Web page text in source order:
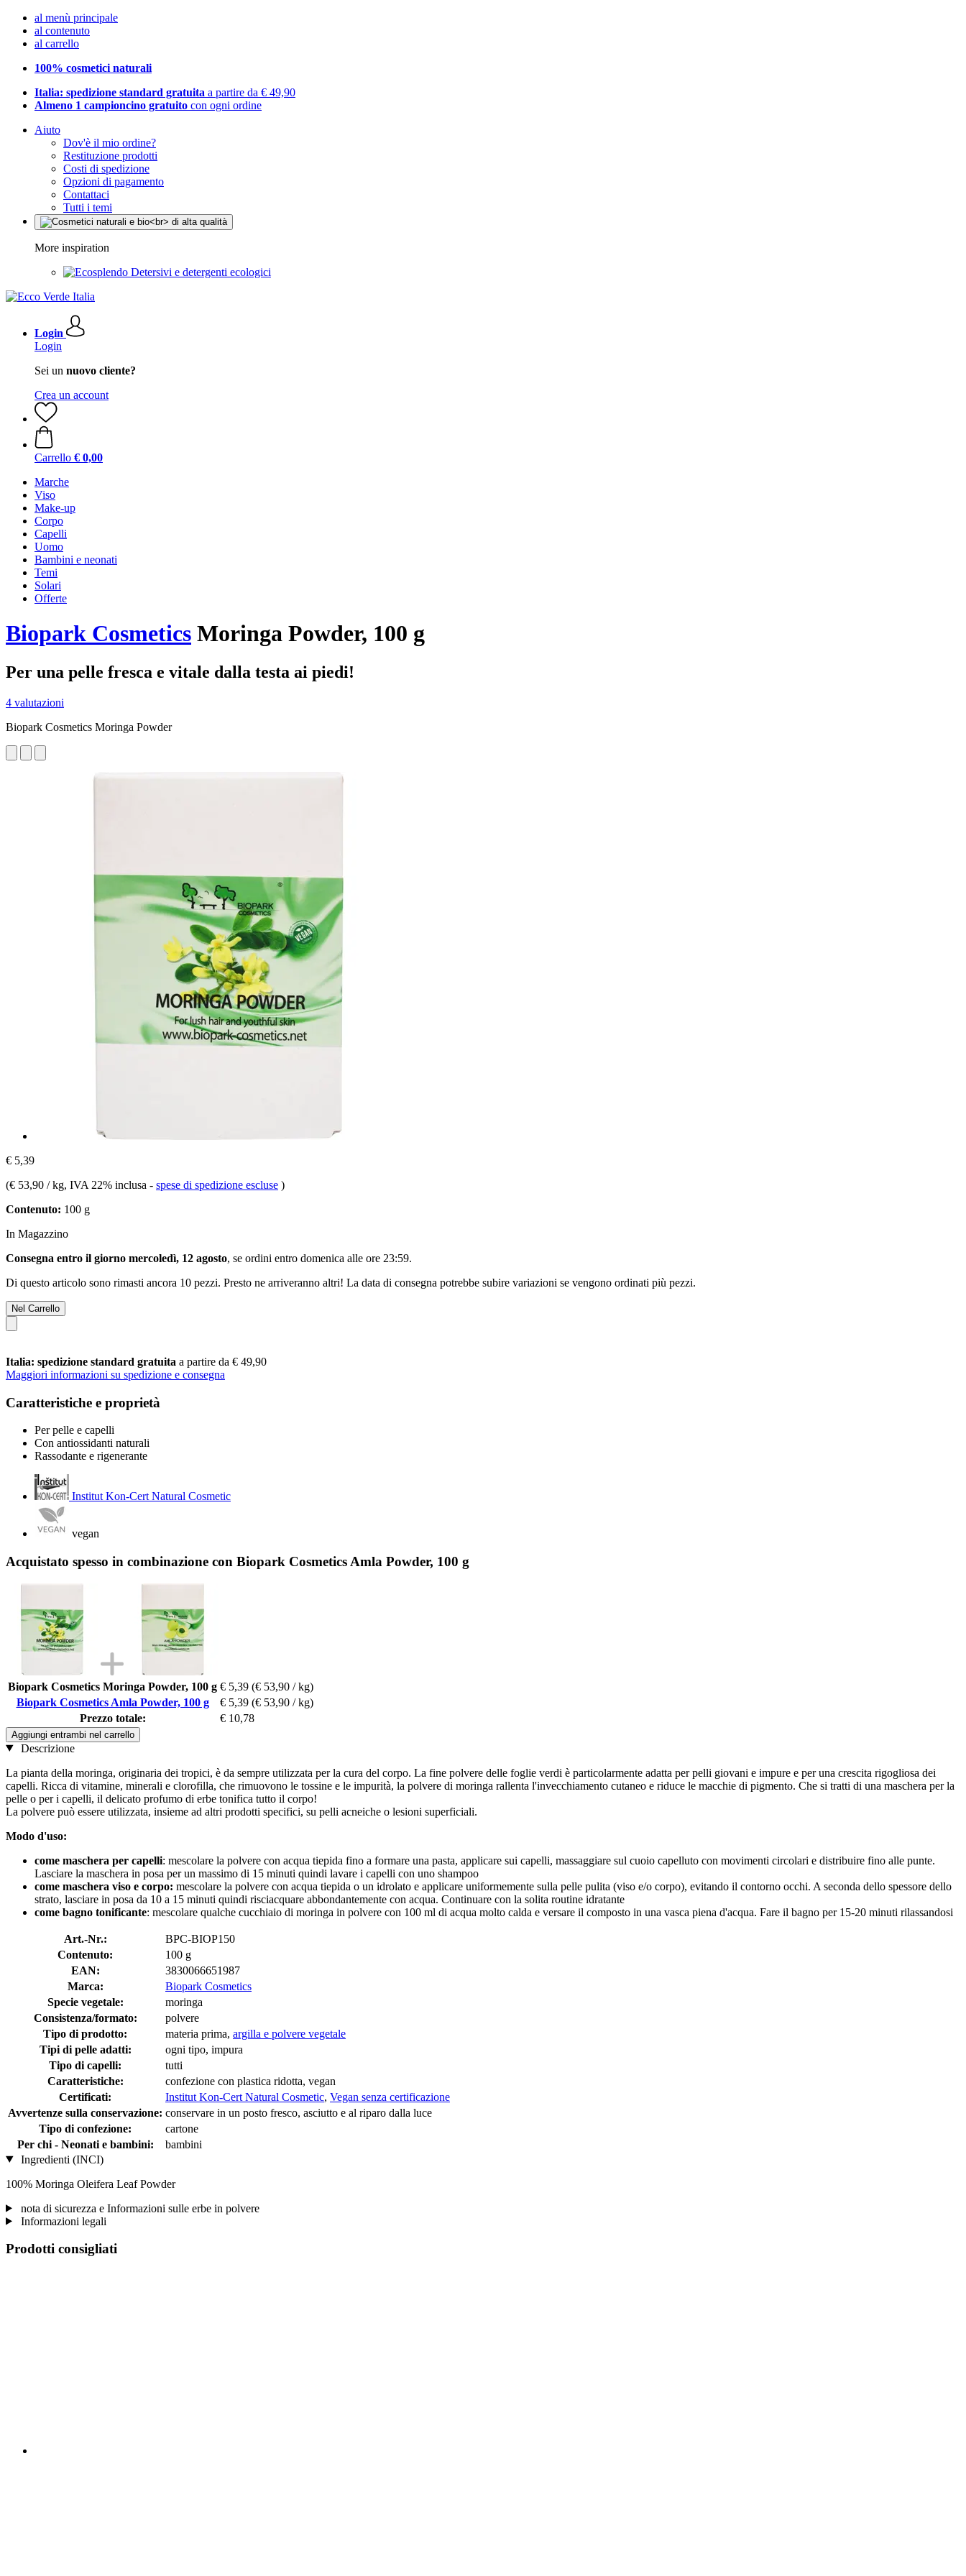
al menù principale
al contenuto
al carrello
100% cosmetici naturali
Italia: spedizione standard gratuita a partire da € 49,90
Almeno 1 campioncino gratuito con ogni ordine
Aiuto
Dov'è il mio ordine?
Restituzione prodotti
Costi di spedizione
Opzioni di pagamento
Contattaci
Tutti i temi
More inspiration
Detersivi e detergenti ecologici
Login
Login
Sei un nuovo cliente?
Crea un account
Carrello € 0,00
Marche
Viso
Make-up
Corpo
Capelli
Uomo
Bambini e neonati
Temi
Solari
Offerte
Biopark Cosmetics Moringa Powder, 100 g
Per una pelle fresca e vitale dalla testa ai piedi!
4 valutazioni
Biopark Cosmetics Moringa Powder
€ 5,39
(€ 53,90 / kg, IVA 22% inclusa - spese di spedizione escluse )
Contenuto: 100 g
In Magazzino
Consegna entro il giorno mercoledì, 12 agosto, se ordini entro domenica alle ore 23:59.
Di questo articolo sono rimasti ancora 10 pezzi. Presto ne arriveranno altri! La data di consegna potrebbe subire variazioni se vengono ordinati più pezzi.
Nel Carrello
Italia: spedizione standard gratuita a partire da € 49,90
Maggiori informazioni su spedizione e consegna
Caratteristiche e proprietà
Per pelle e capelli
Con antiossidanti naturali
Rassodante e rigenerante
Institut Kon-Cert Natural Cosmetic
vegan
Acquistato spesso in combinazione con Biopark Cosmetics Amla Powder, 100 g
Biopark Cosmetics Moringa Powder, 100 g € 5,39 (€ 53,90 / kg)
Biopark Cosmetics Amla Powder, 100 g
€ 5,39 (€ 53,90 / kg)
Prezzo totale:
€ 10,78
Aggiungi entrambi nel carrello
Descrizione
La pianta della moringa, originaria dei tropici, è da sempre utilizzata per la cura del corpo. La fine polvere delle foglie verdi è particolarmente adatta per pelli giovani e impure e per una crescita rigogliosa dei
capelli. Ricca di vitamine, minerali e clorofilla, che rimuovono le tossine e le impurità, la polvere di moringa rallenta l'invecchiamento cutaneo e riduce le macchie di pigmento. Che si tratti di una maschera per la
pelle o per i capelli, il delicato profumo di erbe tonifica tutto il corpo!
La polvere può essere utilizzata, insieme ad altri prodotti specifici, su pelli acneiche o lesioni superficiali.
Modo d'uso:
come maschera per capelli: mescolare la polvere con acqua tiepida fino a formare una pasta, applicare sui capelli, massaggiare sul cuoio capelluto con movimenti circolari e distribuire fino alle punte.
Lasciare la maschera in posa per un massimo di 15 minuti quindi lavare i capelli con uno shampoo
come maschera viso e corpo: mescolare la polvere con acqua tiepida o un idrolato e applicare uniformemente sulla pelle pulita (viso e/o corpo), evitando il contorno occhi. A seconda dello spessore dello
strato, lasciare in posa da 10 a 15 minuti quindi risciacquare abbondantemente con acqua. Continuare con la solita routine idratante
come bagno tonificante: mescolare qualche cucchiaio di moringa in polvere con 100 ml di acqua molto calda e versare il composto in una vasca piena d'acqua. Fare il bagno per 15-20 minuti rilassandosi
Art.-Nr.:
BPC-BIOP150
Contenuto:
100 g
EAN:
3830066651987
Marca:
Biopark Cosmetics
Specie vegetale:
moringa
Consistenza/formato:
polvere
Tipo di prodotto:
materia prima, argilla e polvere vegetale
Tipi di pelle adatti:
ogni tipo, impura
Tipo di capelli:
tutti
Caratteristiche:
confezione con plastica ridotta, vegan
Certificati:
Institut Kon-Cert Natural Cosmetic, Vegan senza certificazione
Avvertenze sulla conservazione: conservare in un posto fresco, asciutto e al riparo dalla luce
Tipo di confezione:
cartone
Per chi - Neonati e bambini:
bambini
Ingredienti (INCI)
100% Moringa Oleifera Leaf Powder
nota di sicurezza e Informazioni sulle erbe in polvere
Informazioni legali
Prodotti consigliati